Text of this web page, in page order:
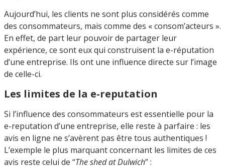
Aujourd’hui, les clients ne sont plus considérés comme
des consommateurs, mais comme des « consom’acteurs ».
En effet, de part leur pouvoir de partager leur
expérience, ce sont eux qui construisent la e-réputation
d’une entreprise. Ils ont une influence directe sur l’image
de celle-ci.
Les limites de la e-reputation
Si l’influence des consommateurs est essentielle pour la
e-reputation d’une entreprise, elle reste à parfaire : les
avis en ligne ne s’avèrent pas être tous authentiques !
L’exemple le plus marquant concernant les limites de ces
avis reste celui de “The shed at Dulwich” :